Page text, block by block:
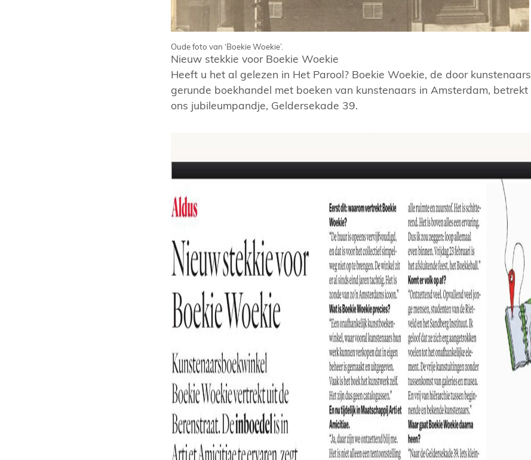
Oude foto van ‘Boekie Woekie’.
Nieuw stekkie voor Boekie Woekie
Heeft u het al gelezen in Het Parool? Boekie Woekie, de door kunstenaars
gerunde boekhandel met boeken van kunstenaars in Amsterdam, betrekt
ons jubileumpandje, Geldersekade 39.